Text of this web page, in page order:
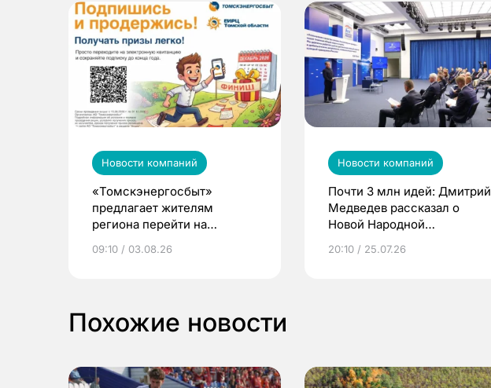
Новости компаний
«Томскэнергосбыт»
предлагает жителям
региона перейти на
выиграть призы
09:10 / 03.08.26
Новости компаний
Почти 3 млн идей: Дмитрий
Медведев рассказал о
Новой Народной
20:10 / 25.07.26
Похожие новости